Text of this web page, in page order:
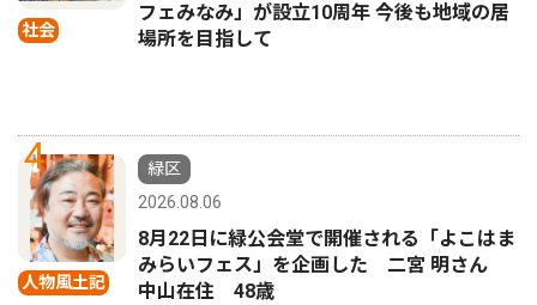
社会
フェみなみ」が設立10周年 今後も地域の居
場所を目指して
4
人物風土記
緑区
2026.08.06
8月22日に緑公会堂で開催される「よこはま
みらいフェス」を企画した 二宮 明さん
中山在住 48歳